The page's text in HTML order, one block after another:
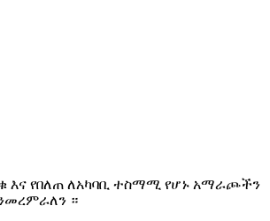
እና የበለጠ ለአካባቢ ተስማሚ የሆኑ አማራጮችን
።